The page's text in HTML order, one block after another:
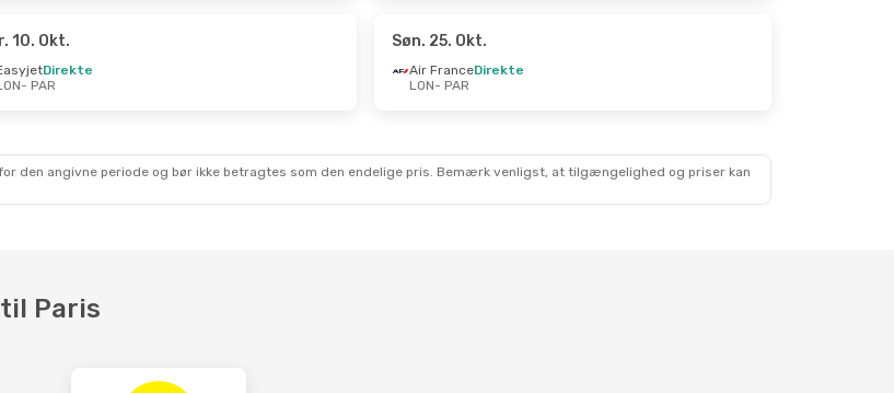
Aug.
10. Okt.
Direkte
- PAR
Søn. 25. Okt.
Air FranceDirekte
LON- PAR
den angivne periode og bør ikke betragtes som den endelige pris. Bemærk venligst, at tilgængelighed og priser kan
Paris